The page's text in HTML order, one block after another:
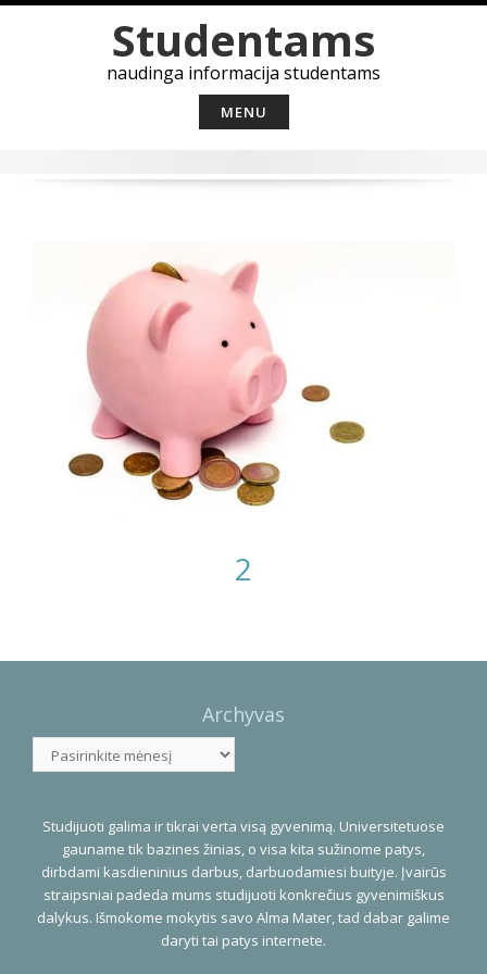
to
content
Studentams
naudinga informacija studentams
MENU
2
Navigation
Archyvas
Studijuoti galima ir tikrai verta visą gyvenimą. Universitetuose
gauname tik bazines žinias, o visa kita sužinome patys,
dirbdami kasdieninius darbus, darbuodamiesi buityje. Įvairūs
straipsniai padeda mums studijuoti konkrečius gyvenimiškus
dalykus. Išmokome mokytis savo Alma Mater, tad dabar galime
daryti tai patys internete.